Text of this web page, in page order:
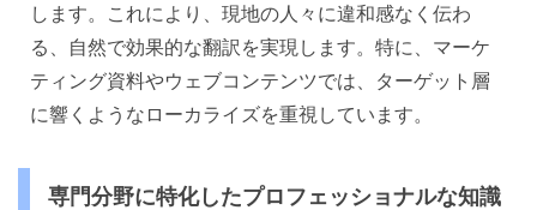
します。これにより、現地の人々に違和感なく伝わ
る、自然で効果的な翻訳を実現します。特に、マーケ
ティング資料やウェブコンテンツでは、ターゲット層
に響くようなローカライズを重視しています。
専門分野に特化したプロフェッショナルな知識